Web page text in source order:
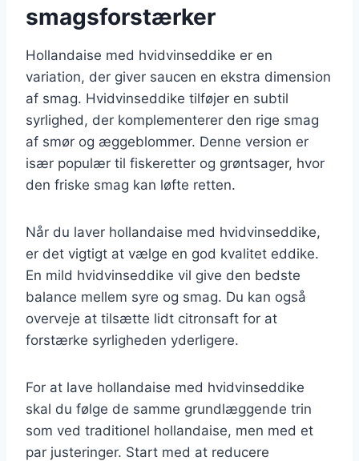
smagsforstærker
Hollandaise med hvidvinseddike er en
variation, der giver saucen en ekstra dimension
af smag. Hvidvinseddike tilføjer en subtil
syrlighed, der komplementerer den rige smag
af smør og æggeblommer. Denne version er
især populær til fiskeretter og grøntsager, hvor
den friske smag kan løfte retten.
Når du laver hollandaise med hvidvinseddike,
er det vigtigt at vælge en god kvalitet eddike.
En mild hvidvinseddike vil give den bedste
balance mellem syre og smag. Du kan også
overveje at tilsætte lidt citronsaft for at
forstærke syrligheden yderligere.
For at lave hollandaise med hvidvinseddike
skal du følge de samme grundlæggende trin
som ved traditionel hollandaise, men med et
par justeringer. Start med at reducere